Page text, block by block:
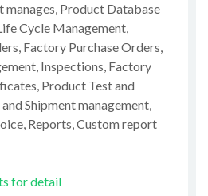
Product Database
Cycle Management,
Factory Purchase Orders,
Inspections, Factory
Product Test and
Shipment management,
Reports, Custom report
for detail